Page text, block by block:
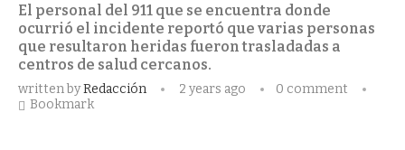
El personal del 911 que se encuentra donde
ocurrió el incidente reportó que varias personas
que resultaron heridas fueron trasladadas a
centros de salud cercanos.
written byRedacción 2 years ago
0 comment
Bookmark